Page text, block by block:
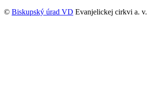
© Biskupský úrad VD Evanjelickej cirkvi a. v.